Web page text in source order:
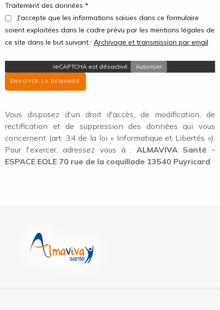
Traitement des données *
J'accepte que les informations saisies dans ce formulaire
soient exploitées dans le cadre prévu par les mentions légales de
ce site dans le but suivant : Archivage et transmission par email
reCAPTCHA est désactivé. Autoriser
ENVOYER LA DEMANDE
Vous disposez d'un droit d'accès, de modification, de
rectification et de suppression des données qui vous
concernent (art. 34 de la loi « Informatique et Libertés »).
Pour l'exercer, adressez vous à :ALMAVIVA Santé -
ESPACE EOLE 70 rue de la coquillade 13540 Puyricard